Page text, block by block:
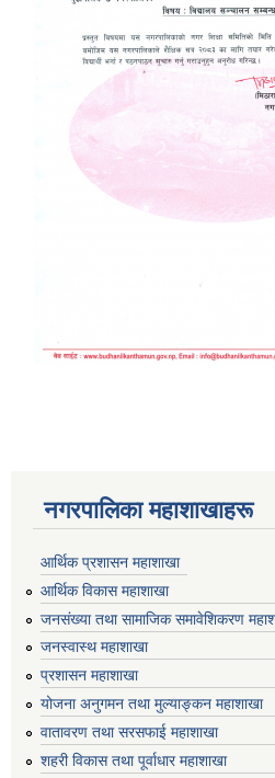
नगरपालिका महाशाखाहरू
आर्थिक प्रशासन महाशाखा
आर्थिक विकास महाशाखा
जनसंख्या तथा सामाजिक समावेशिकरण
जनस्वास्थ महाशाखा
प्रशासन महाशाखा
योजना अनुगमन तथा मुल्याङ्कन महाशाखा
वातावरण तथा सरसफाई महाशाखा
शहरी विकास तथा पूर्वाधार महाशाखा